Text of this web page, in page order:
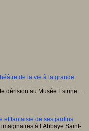
de la vie à la grande
dérision au Musée Estrine…
et fantaisie de ses jardins
à l’Abbaye Saint-